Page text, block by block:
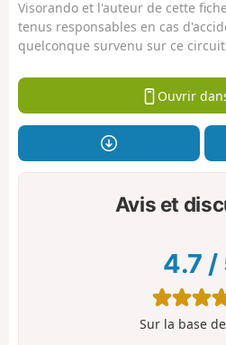
Visorando et l'auteur de cette
tenus responsables en cas
quelconque survenu sur ce
Ouvrir
Avis et
4.7 /
Sur la base de